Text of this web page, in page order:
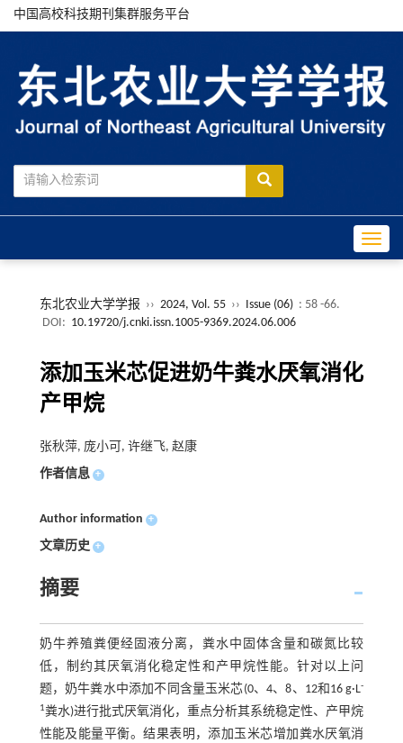
中国高校科技期刊集群服务平台
东北农业大学学报 ›› 2024, Vol. 55 ›› Issue (06) : 58 -66.
DOI: 10.19720/j.cnki.issn.1005-9369.2024.06.006
添加玉米芯促进奶牛粪水厌氧消化
产甲烷
张秋萍, 庞小可, 许继飞, 赵康
作者信息 +
Author information +
文章历史 +
摘要
奶牛养殖粪便经固液分离，粪水中固体含量和碳氮比较
低，制约其厌氧消化稳定性和产甲烷性能。针对以上问
题，奶牛粪水中添加不同含量玉米芯(0、4、8、12和16 g·L-
1粪水)进行批式厌氧消化，重点分析其系统稳定性、产甲烷
性能及能量平衡。结果表明，添加玉米芯增加粪水厌氧消